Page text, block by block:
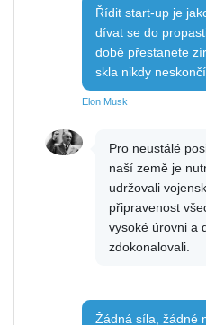
Řídit start-up je
dívat se do
době přestanete
skla nikdy
Elon Musk
Pro neustálé
naší země je
udržovali
připravenost
vysoké úrovni a
zdokonalovali.
Žádná síla, žádné